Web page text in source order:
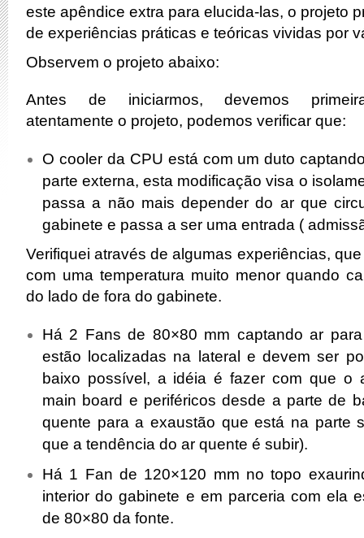
este apêndice extra para elucida-las, o projeto
de experiências práticas e teóricas vividas por
Observem o projeto abaixo:
Antes de iniciarmos, devemos
atentamente o projeto, podemos verificar que:
O cooler da CPU está com um duto
parte externa, esta modificação visa o
passa a não mais depender do ar que
gabinete e passa a ser uma entrada (
Verifiquei através de algumas experiências,
com uma temperatura muito menor quando
do lado de fora do gabinete.
Há 2 Fans de 80×80 mm captando ar
estão localizadas na lateral e devem ser
baixo possível, a idéia é fazer com que o
main board e periféricos desde a parte de
quente para a exaustão que está na parte
que a tendência do ar quente é subir).
Há 1 Fan de 120×120 mm no topo
interior do gabinete e em parceria com ela
de 80×80 da fonte.